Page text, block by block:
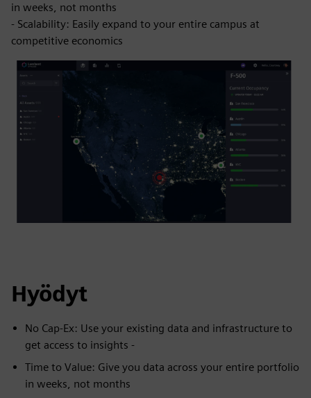
in weeks, not months
- Scalability: Easily expand to your entire campus at
competitive economics
Hyödyt
No Cap-Ex: Use your existing data and infrastructure to
get access to insights -
Time to Value: Give you data across your entire portfolio
in weeks, not months